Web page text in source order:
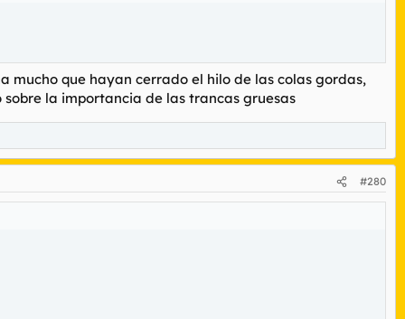
mucho que hayan cerrado el hilo de las colas gordas,
la importancia de las trancas gruesas
#280